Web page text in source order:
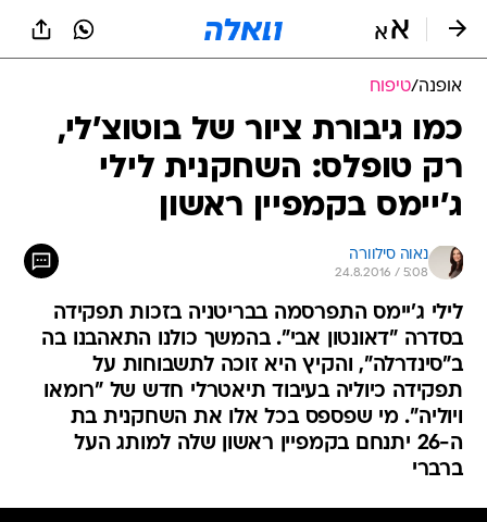
אופנה/טיפוח
כמו גיבורת ציור של בוטוצ'לי,
רק טופלס: השחקנית לילי
ג'יימס בקמפיין ראשון
נאוה סילוורה
24.8.2016 / 5:08
לילי ג'יימס התפרסמה בבריטניה בזכות תפקידה
בסדרה "דאונטון אבי". בהמשך כולנו התאהבנו בה
ב"סינדרלה", והקיץ היא זוכה לתשבוחות על
תפקידה כיוליה בעיבוד תיאטרלי חדש של "רומאו
ויוליה". מי שפספס בכל אלו את השחקנית בת
ה-26 יתנחם בקמפיין ראשון שלה למותג העל
ברברי